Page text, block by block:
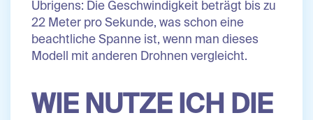
Übrigens: Die Geschwindigkeit beträgt bis zu
22 Meter pro Sekunde, was schon eine
beachtliche Spanne ist, wenn man dieses
Modell mit anderen Drohnen vergleicht.
WIE NUTZE ICH DIE